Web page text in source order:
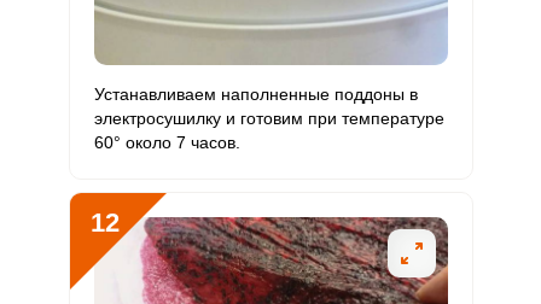
Устанавливаем наполненные поддоны в
электросушилку и готовим при температуре
60° около 7 часов.
12